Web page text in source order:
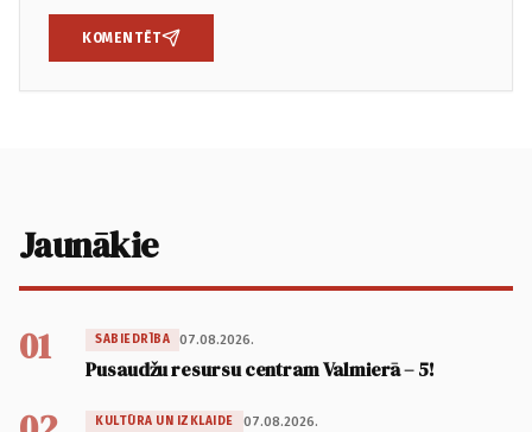
KOMENTĒT
Jaunākie
01 SABIEDRĪBA 07.08.2026.
Pusaudžu resursu centram Valmierā – 5!
KULTŪRA UN IZKLAIDE 07.08.2026.